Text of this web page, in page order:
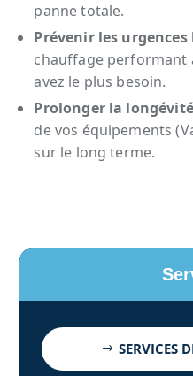
panne totale.
Prévenir les
chauffage performant
avez le plus besoin.
Prolonger la
de vos équipements
sur le long terme.
SERVICES